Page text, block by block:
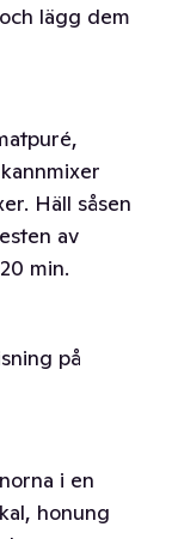
lägg dem
Häll såsen
av
min.
på
i en
honung